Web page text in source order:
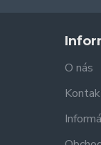
O nás